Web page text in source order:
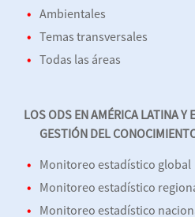
Ambientales
Temas transversales
Todas las áreas
LOS ODS EN AMÉRICA LATINA Y
GESTIÓN DEL
Monitoreo estadístico global
Monitoreo estadístico
Monitoreo estadístico